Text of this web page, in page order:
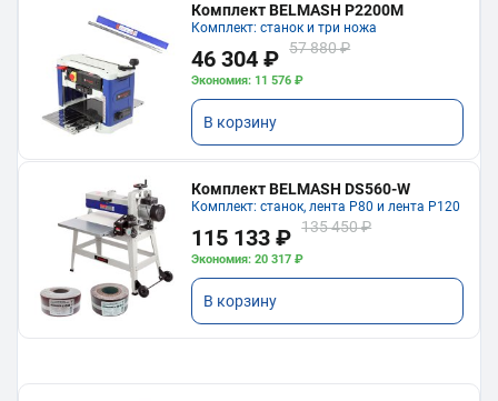
Комплект BELMASH P2200M
Комплект: станок и три ножа
46 304 ₽ 57 880 ₽
Экономия: 11 576 ₽
В корзину
Комплект BELMASH DS560-W
Комплект: станок, лента P80 и лента P120
115 133 ₽ 135 450 ₽
Экономия: 20 317 ₽
В корзину